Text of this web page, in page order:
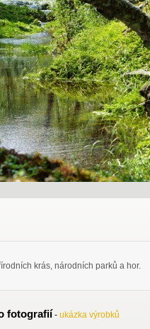
krás, národních parků a hor.
fotografií - ukázka výrobků